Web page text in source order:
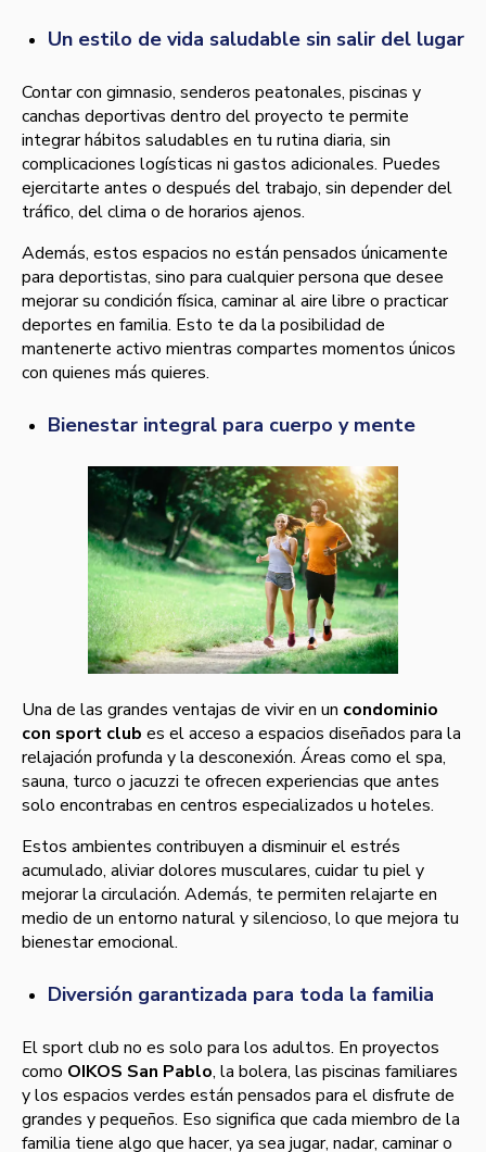
Un estilo de vida saludable sin salir del lugar
Contar con gimnasio, senderos peatonales, piscinas y
canchas deportivas dentro del proyecto te permite
integrar hábitos saludables en tu rutina diaria, sin
complicaciones logísticas ni gastos adicionales. Puedes
ejercitarte antes o después del trabajo, sin depender del
tráfico, del clima o de horarios ajenos.
Además, estos espacios no están pensados únicamente
para deportistas, sino para cualquier persona que desee
mejorar su condición física, caminar al aire libre o practicar
deportes en familia. Esto te da la posibilidad de
mantenerte activo mientras compartes momentos únicos
con quienes más quieres.
Bienestar integral para cuerpo y mente
Una de las grandes ventajas de vivir en un condominio
con sport club es el acceso a espacios diseñados para la
relajación profunda y la desconexión. Áreas como el spa,
sauna, turco o jacuzzi te ofrecen experiencias que antes
solo encontrabas en centros especializados u hoteles.
Estos ambientes contribuyen a disminuir el estrés
acumulado, aliviar dolores musculares, cuidar tu piel y
mejorar la circulación. Además, te permiten relajarte en
medio de un entorno natural y silencioso, lo que mejora tu
bienestar emocional.
Diversión garantizada para toda la familia
El sport club no es solo para los adultos. En proyectos
como OIKOS San Pablo, la bolera, las piscinas familiares
y los espacios verdes están pensados para el disfrute de
grandes y pequeños. Eso significa que cada miembro de la
familia tiene algo que hacer, ya sea jugar, nadar, caminar o